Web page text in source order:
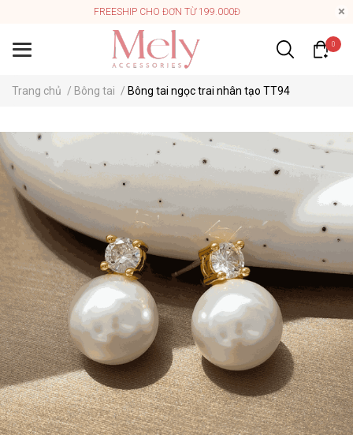
FREESHIP CHO ĐƠN TỪ 199.000Đ
0
Trang chủ / Bông tai / Bông tai ngọc trai nhân tạo TT94